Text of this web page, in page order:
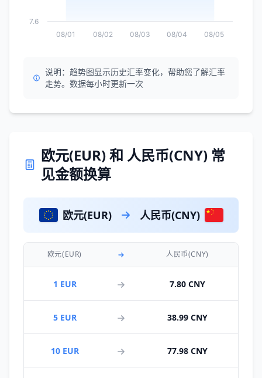
08/01 08/02 08/03 08/04 08/05
7.6
说明：趋势图显示历史汇率变化，帮助您了解汇率
走势。数据每小时更新一次
欧元(EUR) 和 人民币(CNY) 常
见金额换算
欧元(EUR) 人民币(CNY)
欧元(EUR) 人民币(CNY)
1 EUR 7.80 CNY
5 EUR 38.99 CNY
10 EUR 77.98 CNY